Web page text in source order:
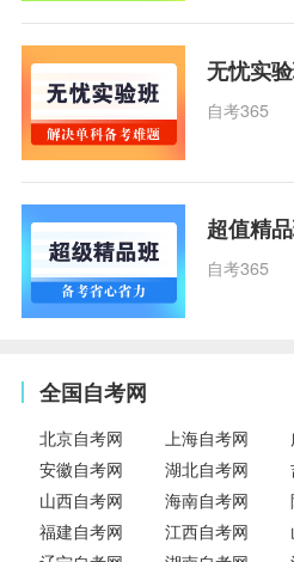
无忧实
自考365
超值精
自考365
全国自考网
北京自考网 上海自考网
安徽自考网
湖北自考网
山西自考网
海南自考网
福建自考网
江西自考网